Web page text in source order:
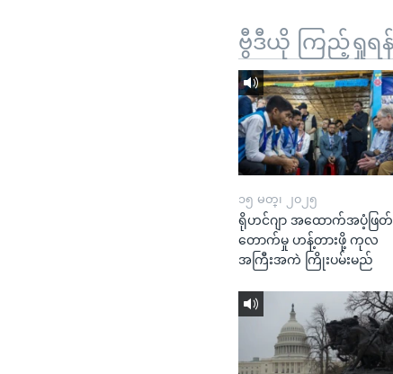
ဗွီဒီယို ကြည့်ရှုရန်
၁၅ မတ္၊ ၂၀၂၅
ရိုဟင်ဂျာ အထောက်အပံ့ဖြတ်
တောက်မှု ဟန့်တားဖို့ ကုလ
အကြီးအကဲ ကြိုးပမ်းမည်